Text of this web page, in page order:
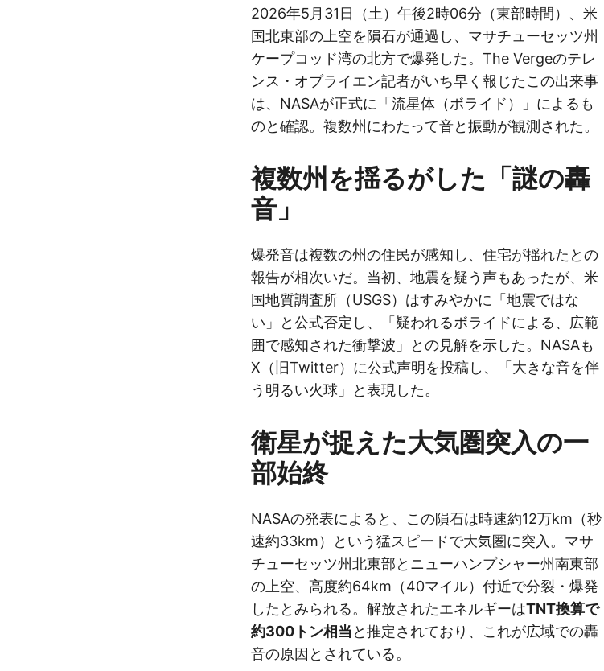
2026年5月31日（土）午後2時06分（東部時間）、米
国北東部の上空を隕石が通過し、マサチューセッツ州
ケープコッド湾の北方で爆発した。The Vergeのテレ
ンス・オブライエン記者がいち早く報じたこの出来事
は、NASAが正式に「流星体（ボライド）」によるも
のと確認。複数州にわたって音と振動が観測された。
複数州を揺るがした「謎の轟
音」
爆発音は複数の州の住民が感知し、住宅が揺れたとの
報告が相次いだ。当初、地震を疑う声もあったが、米
国地質調査所（USGS）はすみやかに「地震ではな
い」と公式否定し、「疑われるボライドによる、広範
囲で感知された衝撃波」との見解を示した。NASAも
X（旧Twitter）に公式声明を投稿し、「大きな音を伴
う明るい火球」と表現した。
衛星が捉えた大気圏突入の一
部始終
NASAの発表によると、この隕石は時速約12万km（秒
速約33km）という猛スピードで大気圏に突入。マサ
チューセッツ州北東部とニューハンプシャー州南東部
の上空、高度約64km（40マイル）付近で分裂・爆発
したとみられる。解放されたエネルギーはTNT換算で
約300トン相当 と推定されており、これが広域での轟
音の原因とされている。